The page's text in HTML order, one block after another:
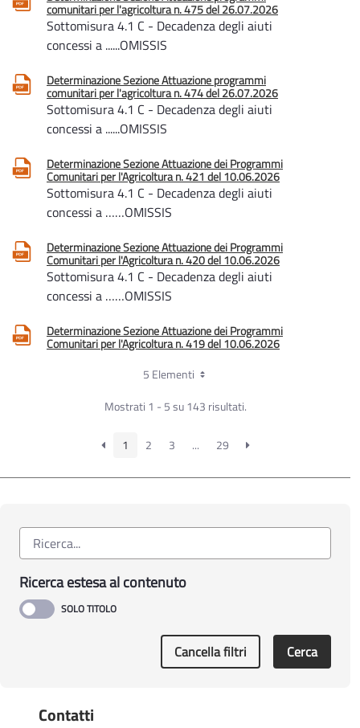
comunitari per l'agricoltura n. 475 del 26.07.2026
Sottomisura 4.1 C - Decadenza degli aiuti
concessi a ......OMISSIS
Determinazione Sezione Attuazione programmi
comunitari per l'agricoltura n. 474 del 26.07.2026
Sottomisura 4.1 C - Decadenza degli aiuti
concessi a ......OMISSIS
Determinazione Sezione Attuazione dei Programmi
Comunitari per l'Agricoltura n. 421 del 10.06.2026
Sottomisura 4.1 C - Decadenza degli aiuti
concessi a ……OMISSIS
Determinazione Sezione Attuazione dei Programmi
Comunitari per l'Agricoltura n. 420 del 10.06.2026
Sottomisura 4.1 C - Decadenza degli aiuti
concessi a ……OMISSIS
Determinazione Sezione Attuazione dei Programmi
Comunitari per l'Agricoltura n. 419 del 10.06.2026
concessi a ……OMISSIS
5 Elementi
Mostrati 1 - 5 su 143 risultati.
1 2 3 ... 29
Ricerca estesa al contenuto
Cancella filtri Cerca
Contatti